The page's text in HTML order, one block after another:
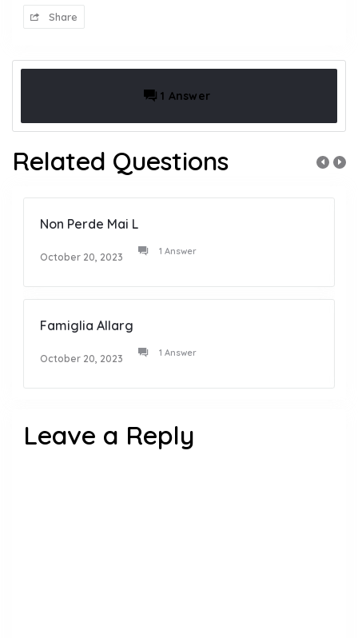
Share
1 Answer
Related Questions
Non Perde Mai L
October 20, 2023 1 Answer
Famiglia Allarg
October 20, 2023 1 Answer
Leave a Reply